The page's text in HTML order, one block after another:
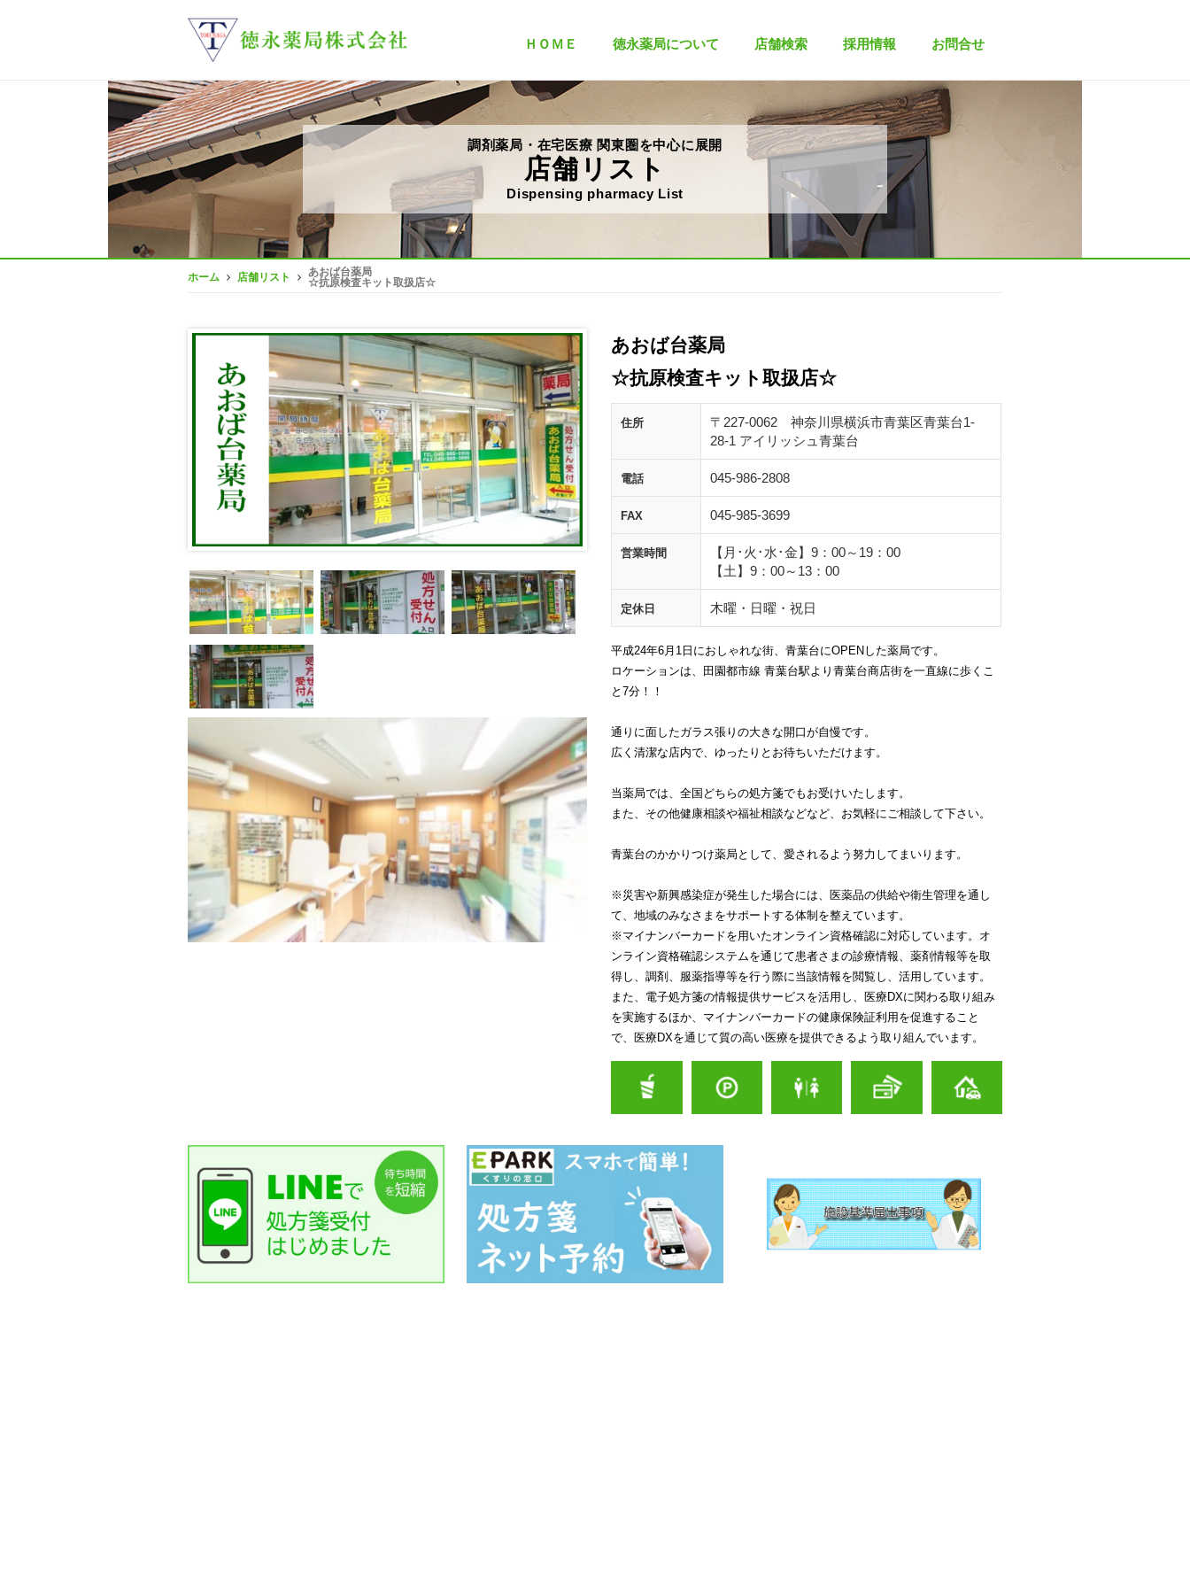
ＨＯＭＥ 徳永薬局について 店舗検索 採用情報 お問合せ
調剤薬局・在宅医療 関東圏を中心に展開
店舗リスト
Dispensing pharmacy List
ホーム 店舗リスト
あおば台薬局
☆抗原検査キット取扱店☆
あおば台薬局
☆抗原検査キット取扱店☆
住所
〒227-0062 神奈川県横浜市青葉区青葉台1-
28-1 アイリッシュ青葉台
電話 045-986-2808
FAX 045-985-3699
営業時間
【月･火･水･金】9：00～19：00
【土】9：00～13：00
定休日 木曜・日曜・祝日
平成24年6月1日におしゃれな街、青葉台にOPENした薬局です。
ロケーションは、田園都市線 青葉台駅より青葉台商店街を一直線に歩くこ
と7分！！
通りに面したガラス張りの大きな開口が自慢です。
広く清潔な店内で、ゆったりとお待ちいただけます。
当薬局では、全国どちらの処方箋でもお受けいたします。
また、その他健康相談や福祉相談などなど、お気軽にご相談して下さい。
青葉台のかかりつけ薬局として、愛されるよう努力してまいります。
※災害や新興感染症が発生した場合には、医薬品の供給や衛生管理を通し
て、地域のみなさまをサポートする体制を整えています。
※マイナンバーカードを用いたオンライン資格確認に対応しています。オ
ンライン資格確認システムを通じて患者さまの診療情報、薬剤情報等を取
得し、調剤、服薬指導等を行う際に当該情報を閲覧し、活用しています。
また、電子処方箋の情報提供サービスを活用し、医療DXに関わる取り組み
を実施するほか、マイナンバーカードの健康保険証利用を促進すること
で、医療DXを通じて質の高い医療を提供できるよう取り組んでいます。